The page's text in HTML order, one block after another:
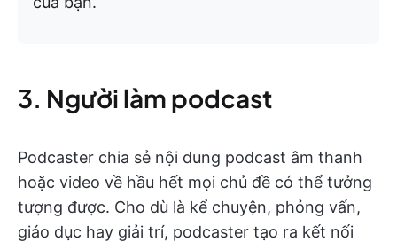
3. Người làm podcast
Podcaster chia sẻ nội dung podcast âm thanh
hoặc video về hầu hết mọi chủ đề có thể tưởng
tượng được. Cho dù là kể chuyện, phỏng vấn,
giáo dục hay giải trí, podcaster tạo ra kết nối